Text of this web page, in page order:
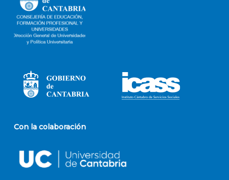
Con la colaboración